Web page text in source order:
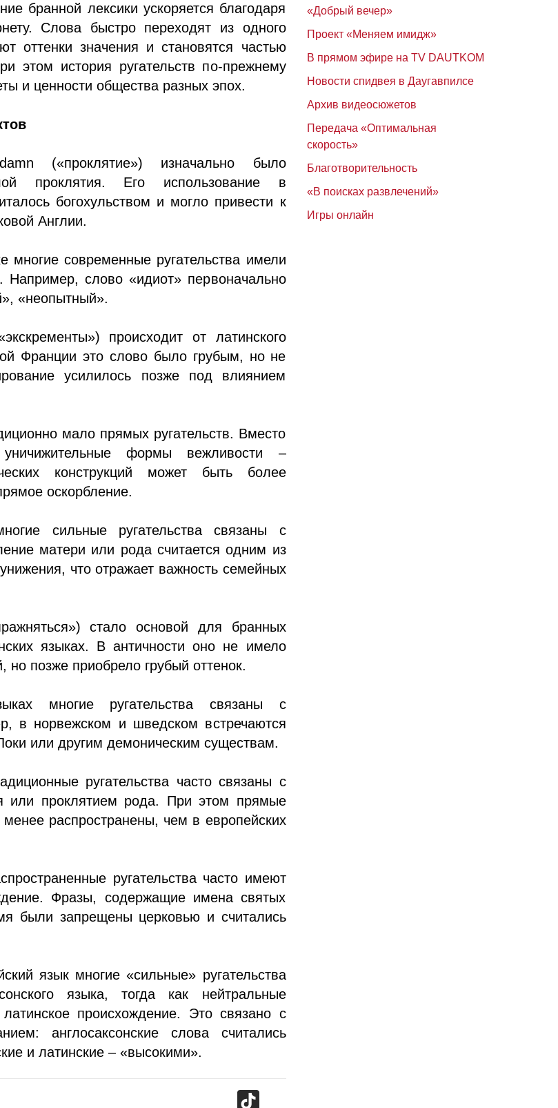
бранной лексики ускоряется благодаря
Слова быстро переходят из одного
оттенки значения и становятся частью
этом история ругательств по-прежнему
и ценности общества разных эпох.
(«проклятие») изначально было
проклятия. Его использование в
богохульством и могло привести к
Англии.
многие современные ругательства имели
Например, слово «идиот» первоначально
«неопытный».
происходит от латинского
Франции это слово было грубым, но не
усилилось позже под влиянием
мало прямых ругательств. Вместо
уничижительные формы вежливости –
конструкций может быть более
оскорбление.
сильные ругательства связаны с
матери или рода считается одним из
что отражает важность семейных
стало основой для бранных
языках. В античности оно не имело
но позже приобрело грубый оттенок.
многие ругательства связаны с
в норвежском и шведском встречаются
или другим демоническим существам.
ругательства часто связаны с
или проклятием рода. При этом прямые
распространены, чем в европейских
ругательства часто имеют
Фразы, содержащие имена святых
были запрещены церковью и считались
язык многие «сильные» ругательства
языка, тогда как нейтральные
происхождение. Это связано с
англосаксонские слова считались
и латинские – «высокими».
TikTok
«Добрый вечер»
Проект «Меняем имидж»
В прямом эфире на TV DAUTKOM
Новости спидвея в Даугавпилсе
Архив видеосюжетов
Передача «Оптимальная
скорость»
Благотворительность
«В поисках развлечений»
Игры онлайн